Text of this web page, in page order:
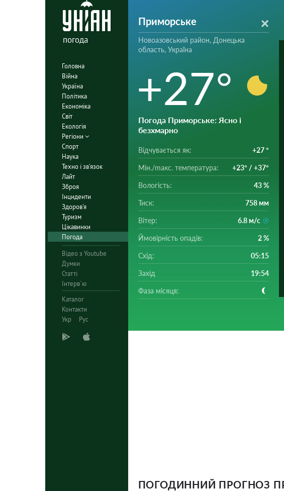
погода
Головна
Війна
Україна
Політика
Економіка
Світ
Екологія
Регіони
Спорт
Наука
Техно і зв'язок
Лайт
Зброя
Інциденти
Здоров'я
Туризм
Цікавинки
Погода
Відео з Youtube
Думки
Статті
Інтерв`ю
Каталог
Контакти
Укр
Рус
Приморське
Новоазовський район, Донецька
область, Україна
+27°
Погода Приморське: Ясно і
безхмарно
Відчувається як: +27 °
Мін./mакс. температура: +23° / +37°
Вологість: 43 %
Тиск: 758 мм
Вітер: 6.8 м/с
Ймовірність опадів: 2 %
Схід: 05:15
Захід 19:54
Фаза місяця:
ПОГОДИННИЙ ПРОГНОЗ